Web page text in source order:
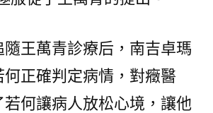
隨王萬青診療后，南吉卓瑪
正確判定病情，對癥醫
若何讓病人放松心境，讓他